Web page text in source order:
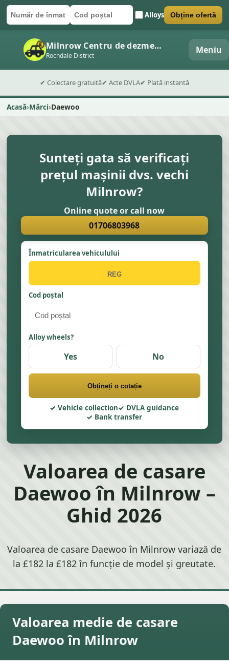
Număr de înmatriculare
Cod poștal Alloys
Trimite formularul Obține ofertă
Milnrow Centru de dezmembrări auto
Rochdale District Meniu
✔ Colectare gratuită✔ Acte DVLA✔ Plată instantă
Acasă Mărci Daewoo
Sunteți gata să verificați
prețul mașinii dvs. vechi
Milnrow?
Online quote or call now
01706803968
Înmatricularea vehiculului
Cod poștal
Alloy wheels?
Yes No
Obțineți o cotație
Vehicle collection
DVLA guidance
Bank transfer
Valoarea de casare
Daewoo în Milnrow –
Ghid 2026
Valoarea de casare Daewoo în Milnrow variază de
la £182 la £182 în funcție de model și greutate.
Valoarea medie de casare
Daewoo în Milnrow